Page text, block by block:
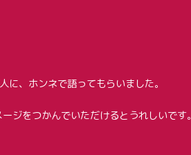
、ホンネで語ってもらいました。
ジをつかんでいただけるとうれしいです。